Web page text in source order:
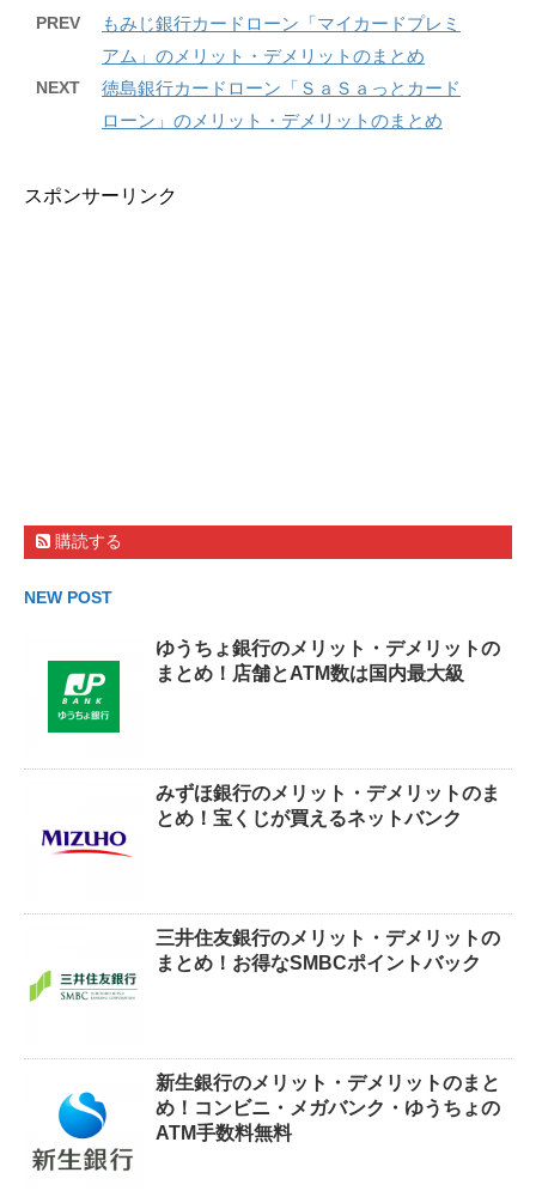
PREV
もみじ銀行カードローン「マイカードプレミ
アム」のメリット・デメリットのまとめ
NEXT
徳島銀行カードローン「ＳａＳａっとカード
ローン」のメリット・デメリットのまとめ
スポンサーリンク
購読する
NEW POST
ゆうちょ銀行のメリット・デメリットの
まとめ！店舗とATM数は国内最大級
みずほ銀行のメリット・デメリットのま
とめ！宝くじが買えるネットバンク
三井住友銀行のメリット・デメリットの
まとめ！お得なSMBCポイントバック
新生銀行のメリット・デメリットのまと
め！コンビニ・メガバンク・ゆうちょの
ATM手数料無料